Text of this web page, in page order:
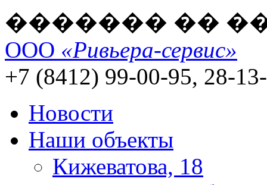
������� ��
ООО «Ривьера-сервис»
+7 (8412) 99-00-95, 28-
Новости
Наши объекты
Кижеватова, 18